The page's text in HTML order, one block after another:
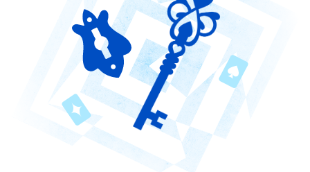
Рассмотрение кейсов
и тестирование
для номинации HR
Superstar
до 1 октября
ООО “Поток” применяет языки программирования
JavaScript, Ruby, Go, Groovy, Kotlin, Python
127299, г. Москва, вн.тер.г. муниципальный округ
Коптево, ул. Клары Цеткин, д. 2, помещ. 2/5
Политика конфиденциальности
Описание функциональных характеристик ПО
Инструкция по установке и эксплуатации ПО
Руководство пользователя
Сведения об ООО «Поток» внесены в реестр
аккредитованных организаций, осуществляющих